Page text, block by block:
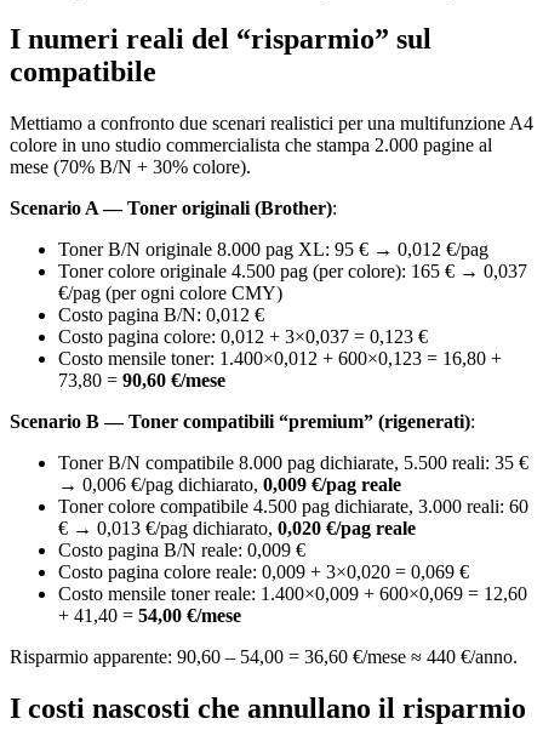
I numeri reali del “risparmio” sul
compatibile
Mettiamo a confronto due scenari realistici per una multifunzione A4
colore in uno studio commercialista che stampa 2.000 pagine al
mese (70% B/N + 30% colore).
Scenario A — Toner originali (Brother):
Toner B/N originale 8.000 pag XL: 95 € → 0,012 €/pag
Toner colore originale 4.500 pag (per colore): 165 € → 0,037
€/pag (per ogni colore CMY)
Costo pagina B/N: 0,012 €
Costo pagina colore: 0,012 + 3×0,037 = 0,123 €
Costo mensile toner: 1.400×0,012 + 600×0,123 = 16,80 +
73,80 = 90,60 €/mese
Scenario B — Toner compatibili “premium” (rigenerati):
Toner B/N compatibile 8.000 pag dichiarate, 5.500 reali: 35 €
→ 0,006 €/pag dichiarato, 0,009 €/pag reale
Toner colore compatibile 4.500 pag dichiarate, 3.000 reali: 60
€ → 0,013 €/pag dichiarato, 0,020 €/pag reale
Costo pagina B/N reale: 0,009 €
Costo pagina colore reale: 0,009 + 3×0,020 = 0,069 €
Costo mensile toner reale: 1.400×0,009 + 600×0,069 = 12,60
+ 41,40 = 54,00 €/mese
Risparmio apparente: 90,60 – 54,00 = 36,60 €/mese ≈ 440 €/anno.
I costi nascosti che annullano il risparmio